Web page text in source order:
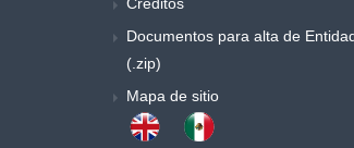
Documentos para alta de
(.zip)
Mapa de sitio